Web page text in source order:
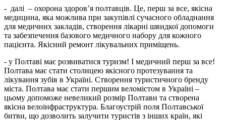
- далі – охорона здоров’я полтавців. Це, перш за все, якісна
медицина, яка можлива при закупівлі сучасного обладнання
для медичних закладів, створення лікарні швидкої допомоги
та забезпечення базового медичного набору для кожного
пацієнта. Якісний ремонт лікувальних приміщень.
- у Полтаві має розвиватися туризм! І медичний перш за все!
Полтава має стати столицею якісного протезування та
лікування зубів в Україні. Створення туристичного бренду
міста. Полтава має стати першим веломістом в Україні –
цьому допоможе невеликий розмір Полтави та створена
якісна велоінфраструктура. Благоустрій поля Полтавської
битви, що дозволить залучити туристів з інших країн, які